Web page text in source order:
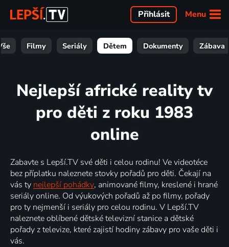
Menu
Přihlásit
Filmy Seriály Dětem Dokumenty Zábava
Nejlepší africké reality tv
pro děti z roku 1983
online
Zabavte s Lepší.TV své děti i celou rodinu! Ve videotéce
bez příplatku naleznete stovky pořadů pro děti. Čekají na
vás ty nejlepší pohádky, animované filmy, kreslené i hrané
seriály online. Od výukových pořadů až po filmy, pořady
pro ty nejmenší i seriály pro celou rodinu. V Lepší.TV
naleznete oblíbené dětské televizní stanice a dětské
pořady z televize, které zajistí hodiny zábavy pro vaše děti i
vás.